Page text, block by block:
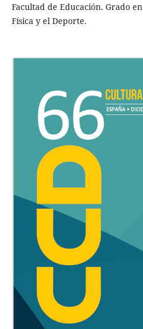
Facultad de Educación. Grado
Física y el Deporte.